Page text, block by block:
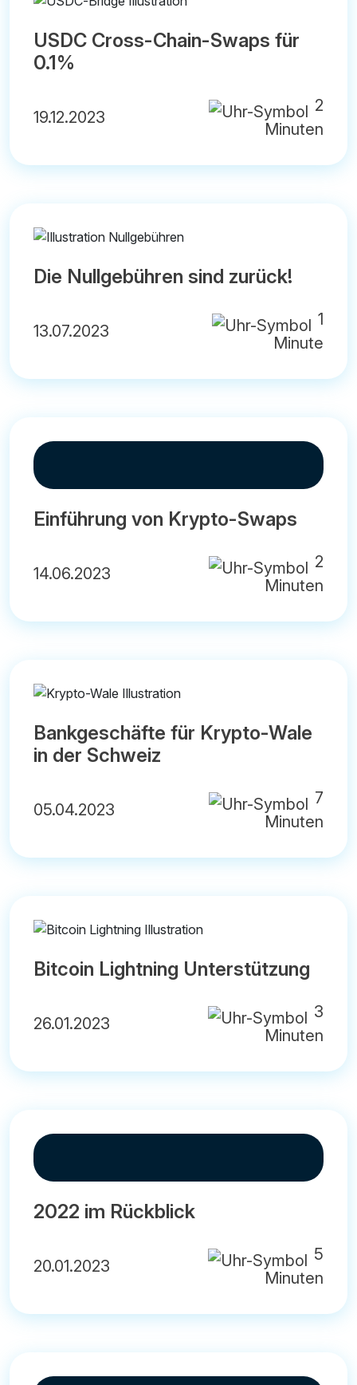
USDC Cross-Chain-Swaps für
0.1%
19.12.2023
2
Minuten
Die Nullgebühren sind zurück!
13.07.2023
1
Minute
Einführung von Krypto-Swaps
14.06.2023
2
Minuten
Bankgeschäfte für Krypto-Wale
in der Schweiz
05.04.2023
7
Minuten
Bitcoin Lightning Unterstützung
26.01.2023
3
Minuten
2022 im Rückblick
20.01.2023
5
Minuten